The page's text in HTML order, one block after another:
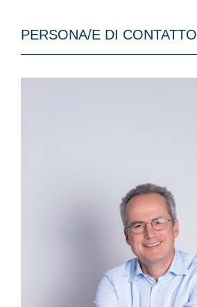
PERSONA/E DI CONTATTO